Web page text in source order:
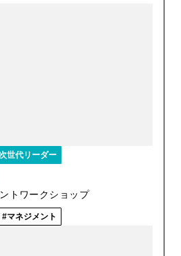
世代リーダー
トワークショップ
マネジメント